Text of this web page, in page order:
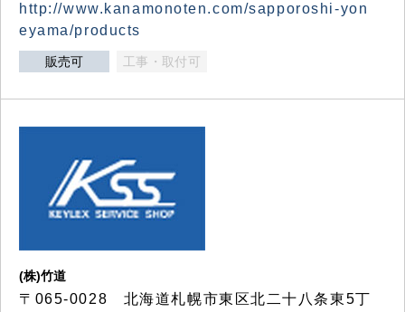
http://www.kanamonoten.com/sapporoshi-yon
eyama/products
販売可 工事・取付可
(株)竹道
〒065-0028 北海道札幌市東区北二十八条東5丁